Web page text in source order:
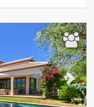
Next